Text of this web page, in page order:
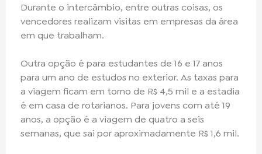
Durante o intercâmbio, entre outras coisas, os
vencedores realizam visitas em empresas da área
em que trabalham.
Outra opção é para estudantes de 16 e 17 anos
para um ano de estudos no exterior. As taxas para
a viagem ficam em torno de R$ 4,5 mil e a estadia
é em casa de rotarianos. Para jovens com até 19
anos, a opção é a viagem de quatro a seis
semanas, que sai por aproximadamente R$ 1,6 mil.